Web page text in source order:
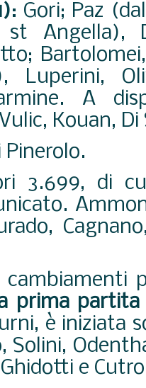
: Gori; Paz
Angella),
Luperini,
A
Kouan, Di
Pinerolo.
3.699, di
cambiamenti
prima
è iniziata
Solini,
e